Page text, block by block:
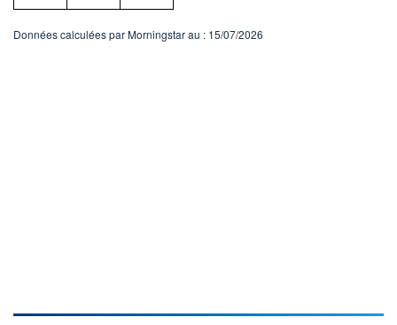
Données calculées par Morningstar au : 15/07/2026